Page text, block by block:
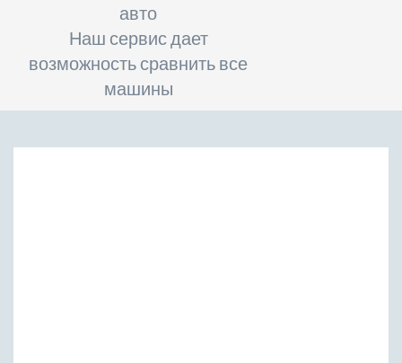
авто
Наш сервис дает
возможность сравнить все
машины